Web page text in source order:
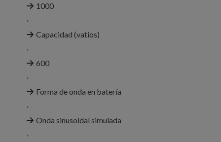
1000
'
Capacidad (vatios)
'
600
'
Forma de onda en batería
'
Onda sinusoidal simulada
'